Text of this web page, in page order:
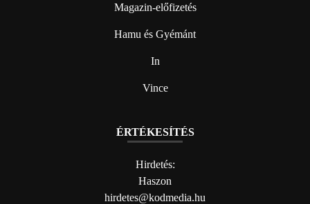
Magazin-előfizetés
Hamu és Gyémánt
In
Vince
ÉRTÉKESÍTÉS
Hirdetés:
Haszon
hirdetes@kodmedia.hu